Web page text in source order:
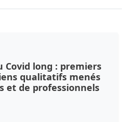
Covid long : premiers
qualitatifs menés
et de professionnels